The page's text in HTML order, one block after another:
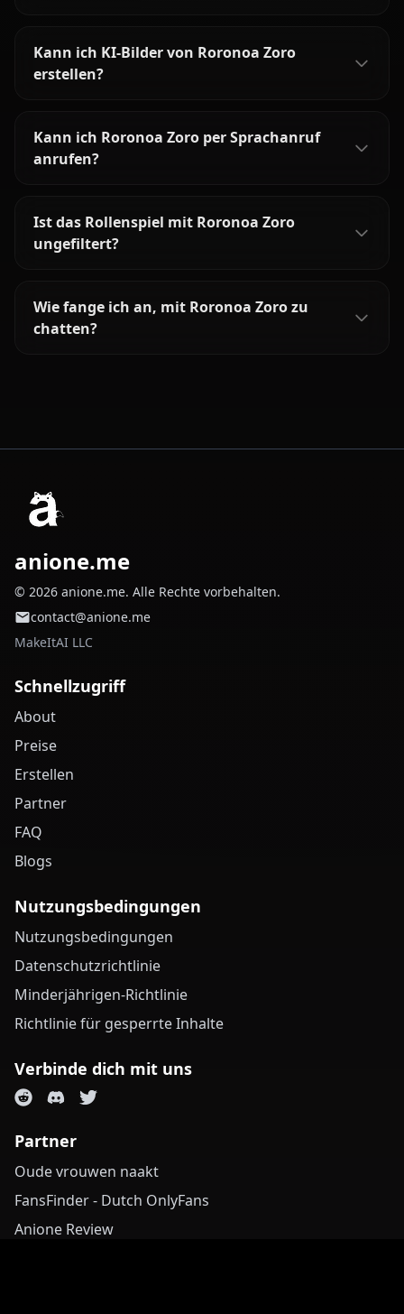
Kann ich KI-Bilder von Roronoa Zoro
erstellen?
Kann ich Roronoa Zoro per Sprachanruf
anrufen?
Ist das Rollenspiel mit Roronoa Zoro
ungefiltert?
Wie fange ich an, mit Roronoa Zoro zu
chatten?
anione.me
© 2026 anione.me. Alle Rechte vorbehalten.
contact@anione.me
MakeItAI LLC
Schnellzugriff
About
Preise
Erstellen
Partner
FAQ
Blogs
Nutzungsbedingungen
Nutzungsbedingungen
Datenschutzrichtlinie
Minderjährigen-Richtlinie
Richtlinie für gesperrte Inhalte
Verbinde dich mit uns
Partner
Oude vrouwen naakt
FansFinder - Dutch OnlyFans
Anione Review